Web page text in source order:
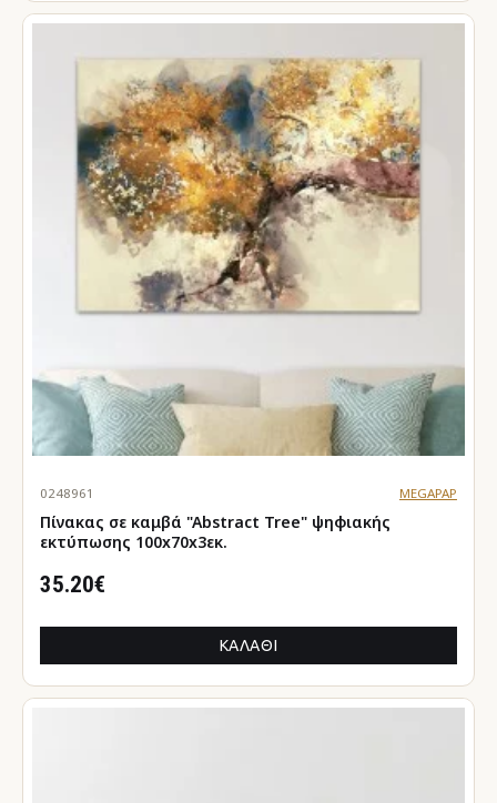
0248961 MEGAPAP
Πίνακας σε καμβά "Abstract Tree" ψηφιακής
εκτύπωσης 100x70x3εκ.
35.20€
ΚΑΛΆΘΙ